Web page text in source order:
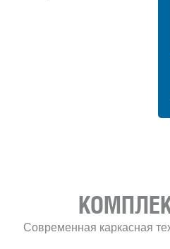
Современная каркасная